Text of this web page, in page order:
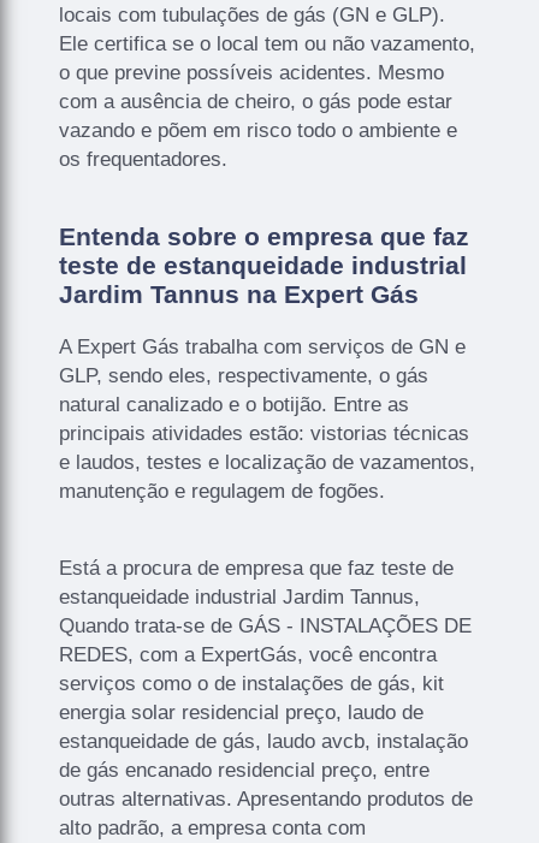
locais com tubulações de gás (GN e GLP).
Ele certifica se o local tem ou não vazamento,
o que previne possíveis acidentes. Mesmo
com a ausência de cheiro, o gás pode estar
vazando e põem em risco todo o ambiente e
os frequentadores.
Entenda sobre o empresa que faz
teste de estanqueidade industrial
Jardim Tannus na Expert Gás
A Expert Gás trabalha com serviços de GN e
GLP, sendo eles, respectivamente, o gás
natural canalizado e o botijão. Entre as
principais atividades estão: vistorias técnicas
e laudos, testes e localização de vazamentos,
manutenção e regulagem de fogões.
Está a procura de empresa que faz teste de
estanqueidade industrial Jardim Tannus,
Quando trata-se de GÁS - INSTALAÇÕES DE
REDES, com a ExpertGás, você encontra
serviços como o de instalações de gás, kit
energia solar residencial preço, laudo de
estanqueidade de gás, laudo avcb, instalação
de gás encanado residencial preço, entre
outras alternativas. Apresentando produtos de
alto padrão, a empresa conta com